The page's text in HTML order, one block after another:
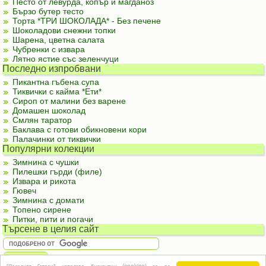
Бързо бутер тесто
Торта *ТРИ ШОКОЛАДА* - Без печене
Шоколадови снежни топки
Шарена, цветна салата
Чубренки с извара
Лятно ястие със зеленчуци
Последно изпробвани
Пикантна гъбена супа
Тиквички с кайма *Ети*
Сироп от малини без варене
Домашен шоколад
Смлян таратор
Баклава с готови обикновени кори
Палачинки от тиквички
Популярни колекции
Зимнина с чушки
Пилешки гърди (филе)
Извара и рикота
Гювеч
Зимнина с домати
Топено сирене
Питки, пити и погачи
Търсене в целия сайт